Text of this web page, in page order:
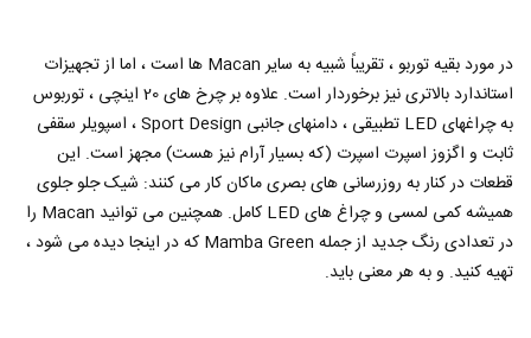
در مورد بقیه توربو ، تقریباً شبیه به سایر Macan ها است ، اما از تجهیزات
استاندارد بالاتری نیز برخوردار است. علاوه بر چرخ های 20 اینچی ، توربوس
به چراغهای LED تطبیقی ​​، دامنهای جانبی Sport Design ، اسپویلر سقفی
ثابت و اگزوز اسپرت اسپرت (که بسیار آرام نیز هست) مجهز است. این
قطعات در کنار به روزرسانی های بصری ماکان کار می کنند: شیک جلو جلوی
همیشه کمی لمسی و چراغ های LED کامل. همچنین می توانید Macan را
در تعدادی رنگ جدید از جمله Mamba Green که در اینجا دیده می شود ،
تهیه کنید. و به هر معنی باید.